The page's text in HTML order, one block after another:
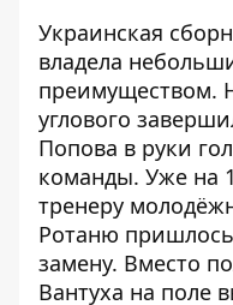
Украинская
владела
преимуществом.
углового
Попова в руки
команды. Уже на
тренеру
Ротаню
замену. Вместо
Вантуха на поле